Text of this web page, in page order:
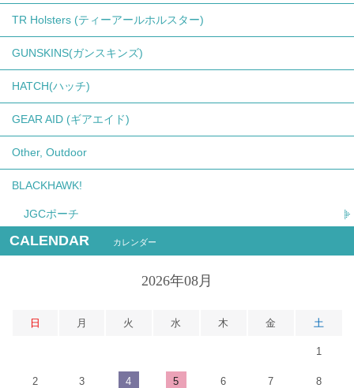
TR Holsters (ティーアールホルスター)
GUNSKINS(ガンスキンズ)
HATCH(ハッチ)
GEAR AID (ギアエイド)
Other, Outdoor
BLACKHAWK!
JGCポーチ
CALENDAR カレンダー
2026年08月
日 月 火 水 木 金 土
1
2 3 4 5 6 7 8